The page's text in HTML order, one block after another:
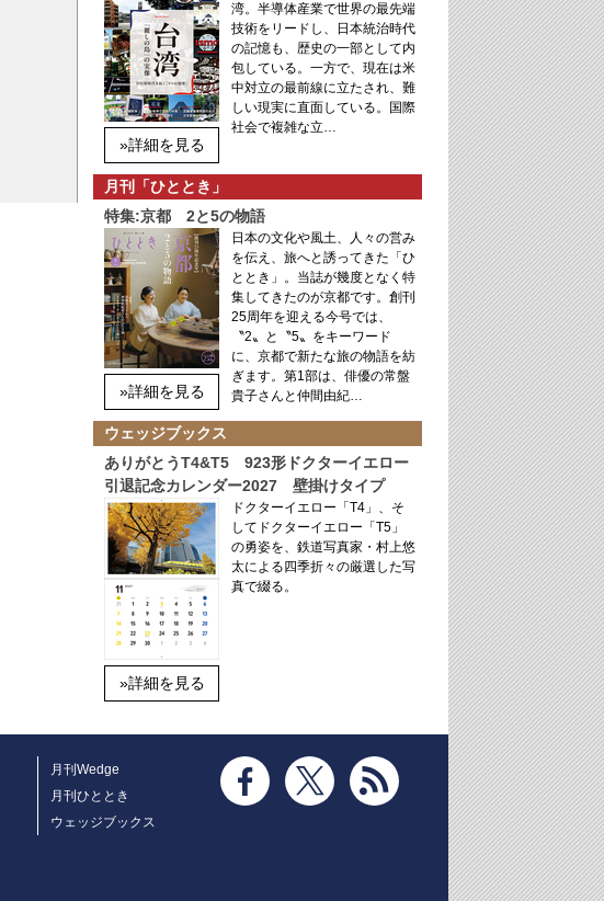
»詳細を見る
湾。半導体産業で世界の最先端
技術をリードし、日本統治時代
の記憶も、歴史の一部として内
包している。一方で、現在は米
中対立の最前線に立たされ、難
しい現実に直面している。国際
社会で複雑な立…
月刊「ひととき」
特集:京都 2と5の物語
»詳細を見る
日本の文化や風土、人々の営み
を伝え、旅へと誘ってきた「ひ
ととき」。当誌が幾度となく特
集してきたのが京都です。創刊
25周年を迎える今号では、
〝2〟と〝5〟をキーワード
に、京都で新たな旅の物語を紡
ぎます。第1部は、俳優の常盤
貴子さんと仲間由紀…
ウェッジブックス
ありがとうT4&T5 923形ドクターイエロー
引退記念カレンダー2027 壁掛けタイプ
»詳細を見る
ドクターイエロー「T4」、そ
してドクターイエロー「T5」
の勇姿を、鉄道写真家・村上悠
太による四季折々の厳選した写
真で綴る。
月刊Wedge
月刊ひととき
ウェッジブックス